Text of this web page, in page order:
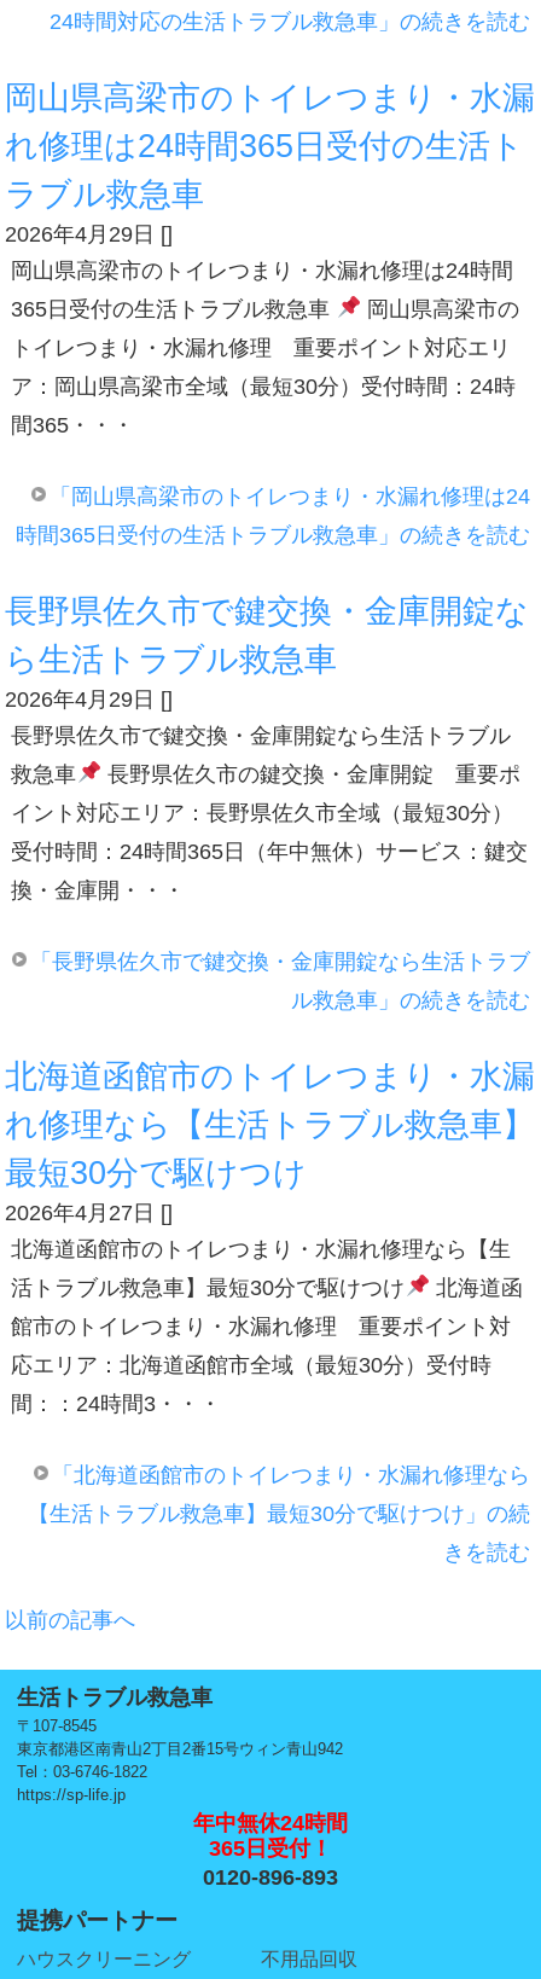
24時間対応の生活トラブル救急車」の続きを読む
岡山県高梁市のトイレつまり・水漏
れ修理は24時間365日受付の生活ト
ラブル救急車
2026年4月29日 []
岡山県高梁市のトイレつまり・水漏れ修理は24時間
365日受付の生活トラブル救急車
岡山県高梁市の
トイレつまり・水漏れ修理 重要ポイント対応エリ
ア：岡山県高梁市全域（最短30分）受付時間：24時
間365・・・
「岡山県高梁市のトイレつまり・水漏れ修理は24
時間365日受付の生活トラブル救急車」の続きを読む
長野県佐久市で鍵交換・金庫開錠な
ら生活トラブル救急車
2026年4月29日 []
長野県佐久市で鍵交換・金庫開錠なら生活トラブル
救急車
長野県佐久市の鍵交換・金庫開錠 重要ポ
イント対応エリア：長野県佐久市全域（最短30分）
受付時間：24時間365日（年中無休）サービス：鍵交
換・金庫開・・・
「長野県佐久市で鍵交換・金庫開錠なら生活トラブ
ル救急車」の続きを読む
北海道函館市のトイレつまり・水漏
れ修理なら【生活トラブル救急車】
最短30分で駆けつけ
2026年4月27日 []
北海道函館市のトイレつまり・水漏れ修理なら【生
活トラブル救急車】最短30分で駆けつけ
北海道函
館市のトイレつまり・水漏れ修理 重要ポイント対
応エリア：北海道函館市全域（最短30分）受付時
間：：24時間3・・・
「北海道函館市のトイレつまり・水漏れ修理なら
【生活トラブル救急車】最短30分で駆けつけ」の続
きを読む
以前の記事へ
生活トラブル救急車
〒107-8545
東京都港区南青山2丁目2番15号ウィン青山942
Tel：03-6746-1822
https://sp-life.jp
年中無休24時間
365日受付！
0120-896-893
提携パートナー
ハウスクリーニング 不用品回収